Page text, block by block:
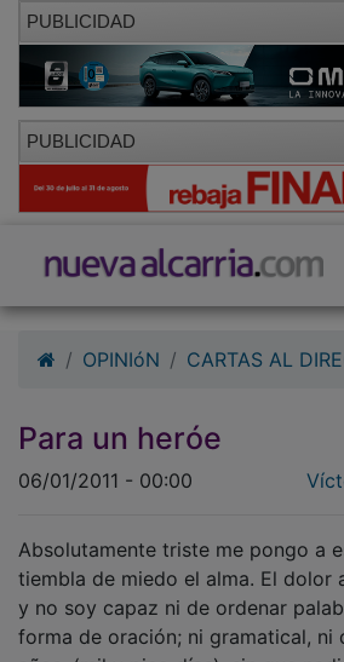
PUBLICIDAD
PUBLICIDAD
Para un heróe
tiembla de miedo el alma. El dolor
y no soy capaz ni de ordenar
forma de oración; ni gramatical, ni
años, (mil y pico días), sin que